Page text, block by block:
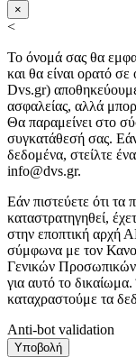
×
<
Το όνομά σας θα
και θα είναι ορατό
Dvs.gr)
ασφαλείας, αλλά
Θα παραμείνει στο
συγκατάθεσή σας.
δεδομένα, στείλτε
info@dvs.gr.
Εάν πιστεύετε ότι
καταστρατηγηθεί,
στην εποπτική αρχή
σύμφωνα με τον
Γενικών
για αυτό το
καταχραστούμε τα
Anti-bot validation
Υποβολή